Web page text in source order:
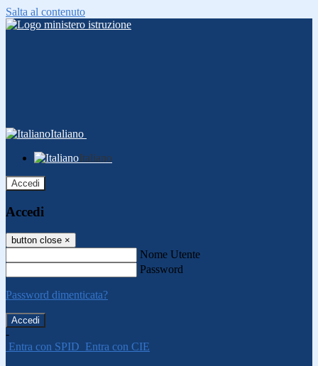
Salta al contenuto
Italiano
Italiano
Accedi
Accedi
button close ×
Nome Utente
Password
Password dimenticata?
-
Entra con SPID Entra con CIE